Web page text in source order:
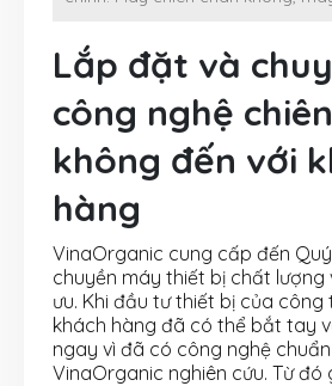
Lắp đặt và
công nghệ
không đến với
hàng
VinaOrganic cung cấp đến
chuyền máy thiết bị chất lượng
ưu. Khi đầu tư thiết bị của công
khách hàng đã có thể bắt tay
ngay vì đã có công nghệ
VinaOrganic nghiên cứu. Từ đó